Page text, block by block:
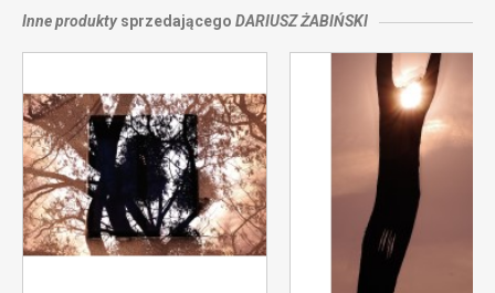
Inne produktysprzedającego DARIUSZ ŻABIŃSKI